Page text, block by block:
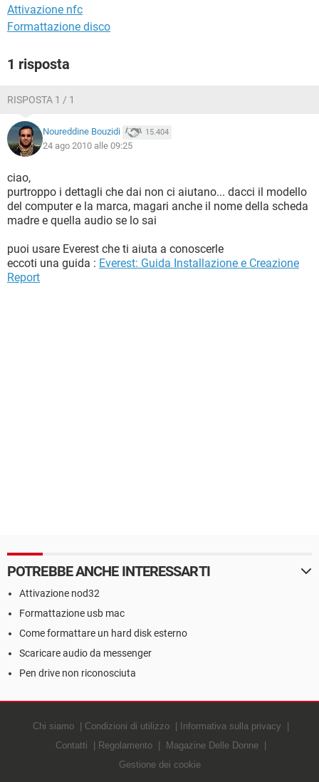
Attivazione nfc
Formattazione disco
1 risposta
RISPOSTA 1 / 1
Noureddine Bouzidi 15.404
24 ago 2010 alle 09:25
ciao,
purtroppo i dettagli che dai non ci aiutano... dacci il modello
del computer e la marca, magari anche il nome della scheda
madre e quella audio se lo sai
puoi usare Everest che ti aiuta a conoscerle
eccoti una guida : Everest: Guida Installazione e Creazione
Report
POTREBBE ANCHE INTERESSARTI
Attivazione nod32
Formattazione usb mac
Come formattare un hard disk esterno
Scaricare audio da messenger
Pen drive non riconosciuta
Chi siamo Condizioni di utilizzo
Informativa sulla privacy
Contatti
Regolamento
Magazine Delle Donne
Gestione dei cookie